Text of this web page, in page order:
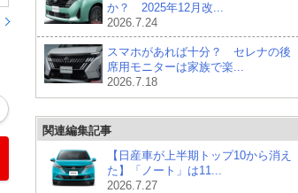
か？ 2025年12月改...
2026.7.24
スマホがあれば十分？ セレナの後
席用モニターは家族で楽...
2026.7.18
関連編集記事
【日産車が上半期トップ10から消え
た】「ノート」は11...
2026.7.27